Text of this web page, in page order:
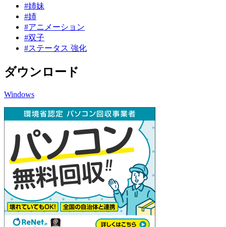
#姉妹
#姉
#アニメーション
#双子
#ステータス 強化
ダウンロード
Windows